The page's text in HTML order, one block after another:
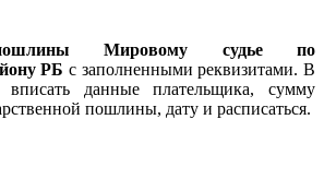
Мировому судье по
РБ с заполненными реквизитами. В
вписать данные плательщика, сумму
пошлины, дату и расписаться.